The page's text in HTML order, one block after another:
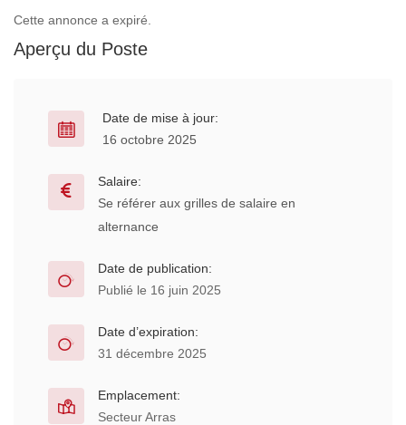
Cette annonce a expiré.
Aperçu du Poste
Date de mise à jour:
16 octobre 2025
Salaire:
Se référer aux grilles de salaire en
alternance
Date de publication:
Publié le 16 juin 2025
Date d’expiration:
31 décembre 2025
Emplacement:
Secteur Arras